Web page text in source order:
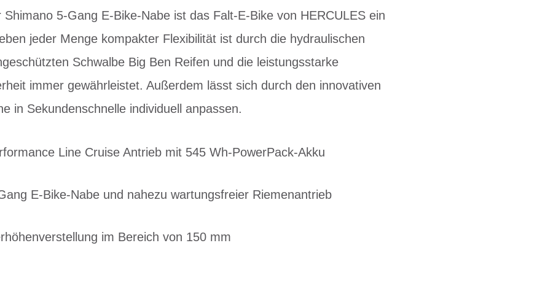
5-Gang E-Bike-Nabe ist das Falt-E-Bike von HERCULES ein
jeder Menge kompakter Flexibilität ist durch die hydraulischen
Schwalbe Big Ben Reifen und die leistungsstarke
immer gewährleistet. Außerdem lässt sich durch den innovativen
in Sekundenschnelle individuell anpassen.
Line Cruise Antrieb mit 545 Wh-PowerPack-Akku
E-Bike-Nabe und nahezu wartungsfreier Riemenantrieb
im Bereich von 150 mm